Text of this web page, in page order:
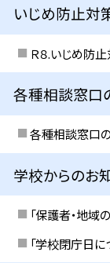
いじめ防止対
Ｒ８.いじめ防
各種相談窓口
各種相談窓口
学校からのお
「保護者・地域
「学校閉庁日に